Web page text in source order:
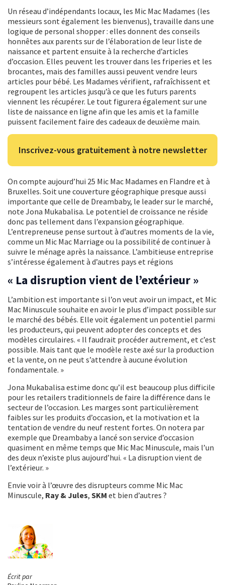
Écrit par
Un réseau d’indépendants locaux, les Mic Mac Madames (les
messieurs sont également les bienvenus), travaille dans une
logique de personal shopper : elles donnent des conseils
honnêtes aux parents sur de l’élaboration de leur liste de
naissance et partent ensuite à la recherche d’articles
d’occasion. Elles peuvent les trouver dans les friperies et les
brocantes, mais des familles aussi peuvent vendre leurs
articles pour bébé. Les Madames vérifient, rafraîchissent et
regroupent les articles jusqu’à ce que les futurs parents
viennent les récupérer. Le tout figurera également sur une
liste de naissance en ligne afin que les amis et la famille
puissent facilement faire des cadeaux de deuxième main.
Inscrivez-vous gratuitement à notre newsletter
On compte aujourd’hui 25 Mic Mac Madames en Flandre et à
Bruxelles. Soit une couverture géographique presque aussi
importante que celle de Dreambaby, le leader sur le marché,
note Jona Mukabalisa. Le potentiel de croissance ne réside
donc pas tellement dans l’expansion géographique.
L’entrepreneuse pense surtout à d’autres moments de la vie,
comme un Mic Mac Marriage ou la possibilité de continuer à
suivre le ménage après la naissance. L’ambitieuse entreprise
s’intéresse également à d’autres pays et régions
« La disruption vient de l’extérieur »
L’ambition est importante si l’on veut avoir un impact, et Mic
Mac Minuscule souhaite en avoir le plus d’impact possible sur
le marché des bébés. Elle voit également un potentiel parmi
les producteurs, qui peuvent adopter des concepts et des
modèles circulaires. « Il faudrait procéder autrement, et c’est
possible. Mais tant que le modèle reste axé sur la production
et la vente, on ne peut s’attendre à aucune évolution
fondamentale. »
Jona Mukabalisa estime donc qu’il est beaucoup plus difficile
pour les retailers traditionnels de faire la différence dans le
secteur de l’occasion. Les marges sont particulièrement
faibles sur les produits d’occasion, et la motivation et la
tentation de vendre du neuf restent fortes. On notera par
exemple que Dreambaby a lancé son service d’occasion
quasiment en même temps que Mic Mac Minuscule, mais l’un
des deux n’existe plus aujourd’hui. « La disruption vient de
l’extérieur. »
Envie voir à l’œuvre des disrupteurs comme Mic Mac
Minuscule, Ray & Jules, SKM et bien d’autres ?